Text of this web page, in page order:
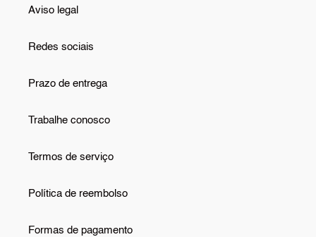
Aviso legal
Redes sociais
Prazo de entrega
Trabalhe conosco
Termos de serviço
Política de reembolso
Formas de pagamento